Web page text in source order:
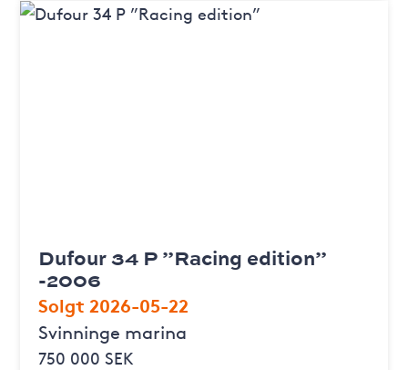
Dufour 34 P ”Racing edition”
-2006
Solgt 2026-05-22
Svinninge marina
750 000 SEK